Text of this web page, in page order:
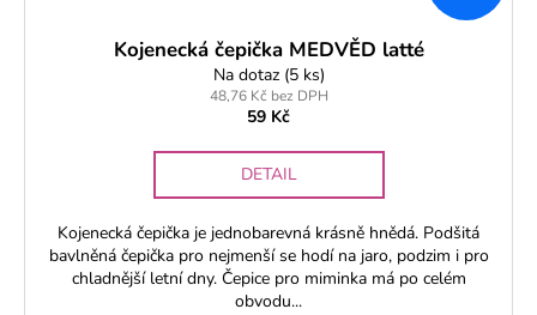
Kojenecká čepička MEDVĚD latté
Na dotaz (5 ks)
48,76 Kč bez DPH
59 Kč
DETAIL
Kojenecká čepička je jednobarevná krásně hnědá. Podšitá
bavlněná čepička pro nejmenší se hodí na jaro, podzim i pro
chladnější letní dny. Čepice pro miminka má po celém
obvodu...